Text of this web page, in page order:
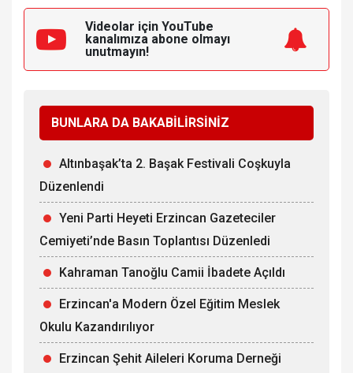
Videolar için YouTube
kanalımıza abone olmayı
unutmayın!
BUNLARA DA BAKABİLİRSİNİZ
Altınbaşak’ta 2. Başak Festivali Coşkuyla
Düzenlendi
Yeni Parti Heyeti Erzincan Gazeteciler
Cemiyeti’nde Basın Toplantısı Düzenledi
Kahraman Tanoğlu Camii İbadete Açıldı
Erzincan'a Modern Özel Eğitim Meslek
Okulu Kazandırılıyor
Erzincan Şehit Aileleri Koruma Derneği